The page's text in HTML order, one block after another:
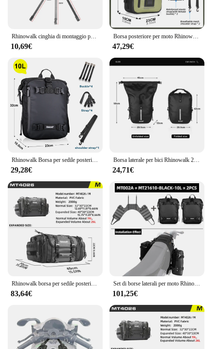
10,69€
Borsa posteriore per moto Rhinowalk 100% zaino da ciclismo impermeabile 8L 15L 30L pacchetto sella laterale motore accessori per valigie da viaggio
47,29€
29,28€
Borsa laterale per bici Rhinowalk 20L portapacchi posteriore impermeabile di grande capacità borsa a tracolla per bicicletta da viaggio nera accessori per zaino
24,71€
83,64€
Set di borse laterali per moto Rhinowalk borsa sinistra e destra con Base 12L/16L/20L/30L borsa per sedile posteriore rimovibile borsa per attrezzi con Base universale
101,25€